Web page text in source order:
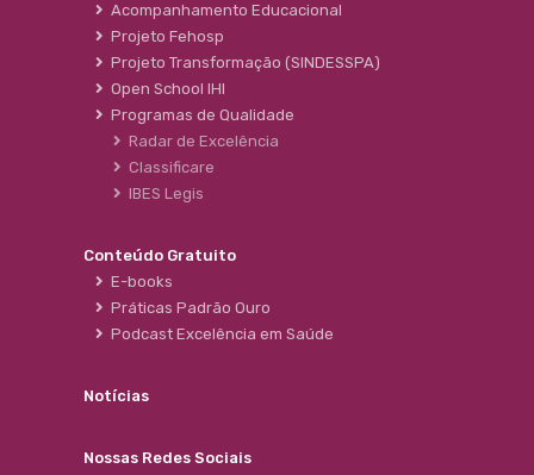
Acompanhamento Educacional
Projeto Fehosp
Projeto Transformação (SINDESSPA)
Open School IHI
Programas de Qualidade
Radar de Excelência
Classificare
IBES Legis
Conteúdo Gratuito
E-books
Práticas Padrão Ouro
Podcast Excelência em Saúde
Notícias
Nossas Redes Sociais